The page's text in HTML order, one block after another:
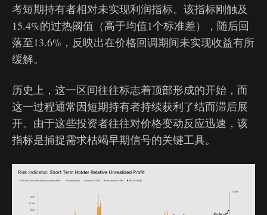
考短期持有者相对未实现利润指标。该指标刚触及
15.4%的过热阈值（高于均值1个标准差），随后回
落至13.6%，反映出在价格回调期间未实现收益有所
缓解。
历史上，这一区间往往标志着顶部形成的开始，而
这一过程通常因短期持有者持续获利了结而滞后展
开。由于这些投资者往往对价格变动反应迅速，该
指标是捕捉需求枯竭早期信号的关键工具。